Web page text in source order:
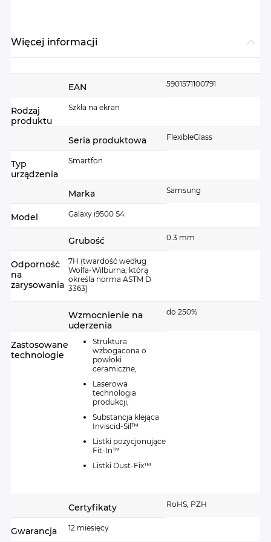
Ochrona, mocna jak nigdy
Wzmocnienie ekranu o 250% robi różnicę. Z
naszym Flexem upadki z wysokości na twarde
podłoże staną się nieszkodliwe dla ekranu Twojego
telefonu.
Hybryda pochłania energię uderzenia, skutecznie
chroniąc wyświetlacz przed rozbiciem. Dlatego z
FlexibleGlass™ możesz bez stresu korzystać z
telefonu nawet, gdy wspinasz się na skały.
Idealnie gładki ekran
Więcej informacji
EAN 5901571100791
Rodzaj
produktu
Szkła na ekran
Seria produktowa FlexibleGlass
Typ
urządzenia
Smartfon
Marka Samsung
Model Galaxy i9500 S4
Grubość 0.3 mm
Odporność
na
zarysowania
7H (twardość według
Wolfa-Wilburna, którą
określa norma ASTM D
3363)
Wzmocnienie na
uderzenia
do 250%
Zastosowane
technologie
Struktura
wzbogacona o
powłoki
ceramiczne,
Laserowa
technologia
produkcji,
Substancja klejąca
Inviscid-Sil™
Listki pozycjonujące
Fit-In™
Listki Dust-Fix™
Certyfikaty RoHS, PZH
Gwarancja 12 miesięcy